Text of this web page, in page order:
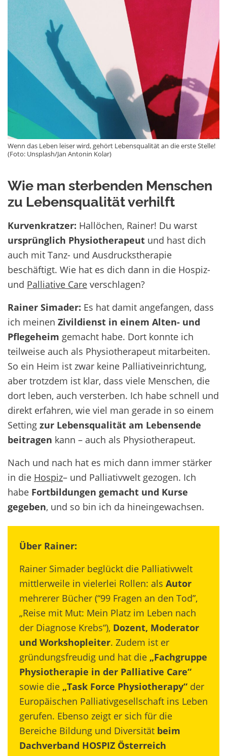
Wenn das Leben leiser wird, gehört Lebensqualität an die erste Stelle!
(Foto: Unsplash/Jan Antonin Kolar)
Wie man sterbenden Menschen
zu Lebensqualität verhilft
Kurvenkratzer: Hallöchen, Rainer! Du warst
ursprünglich Physiotherapeut und hast dich
auch mit Tanz- und Ausdruckstherapie
beschäftigt. Wie hat es dich dann in die Hospiz-
und Palliative Care verschlagen?
Rainer Simader: Es hat damit angefangen, dass
ich meinen Zivildienst in einem Alten- und
Pflegeheim gemacht habe. Dort konnte ich
teilweise auch als Physiotherapeut mitarbeiten.
So ein Heim ist zwar keine Palliativeinrichtung,
aber trotzdem ist klar, dass viele Menschen, die
dort leben, auch versterben. Ich habe schnell und
direkt erfahren, wie viel man gerade in so einem
Setting zur Lebensqualität am Lebensende
beitragen kann – auch als Physiotherapeut.
Nach und nach hat es mich dann immer stärker
in die Hospiz– und Palliativwelt gezogen. Ich
habe Fortbildungen gemacht und Kurse
gegeben, und so bin ich da hineingewachsen.
Über Rainer:
Rainer Simader beglückt die Palliativwelt
mittlerweile in vielerlei Rollen: als Autor
mehrerer Bücher (“99 Fragen an den Tod”,
„Reise mit Mut: Mein Platz im Leben nach
der Diagnose Krebs“), Dozent, Moderator
und Workshopleiter. Zudem ist er
gründungsfreudig und hat die „Fachgruppe
Physiotherapie in der Palliative Care“
sowie die „Task Force Physiotherapy“ der
Europäischen Palliativgesellschaft ins Leben
gerufen. Ebenso zeigt er sich für die
Bereiche Bildung und Diversität beim
Dachverband HOSPIZ Österreich